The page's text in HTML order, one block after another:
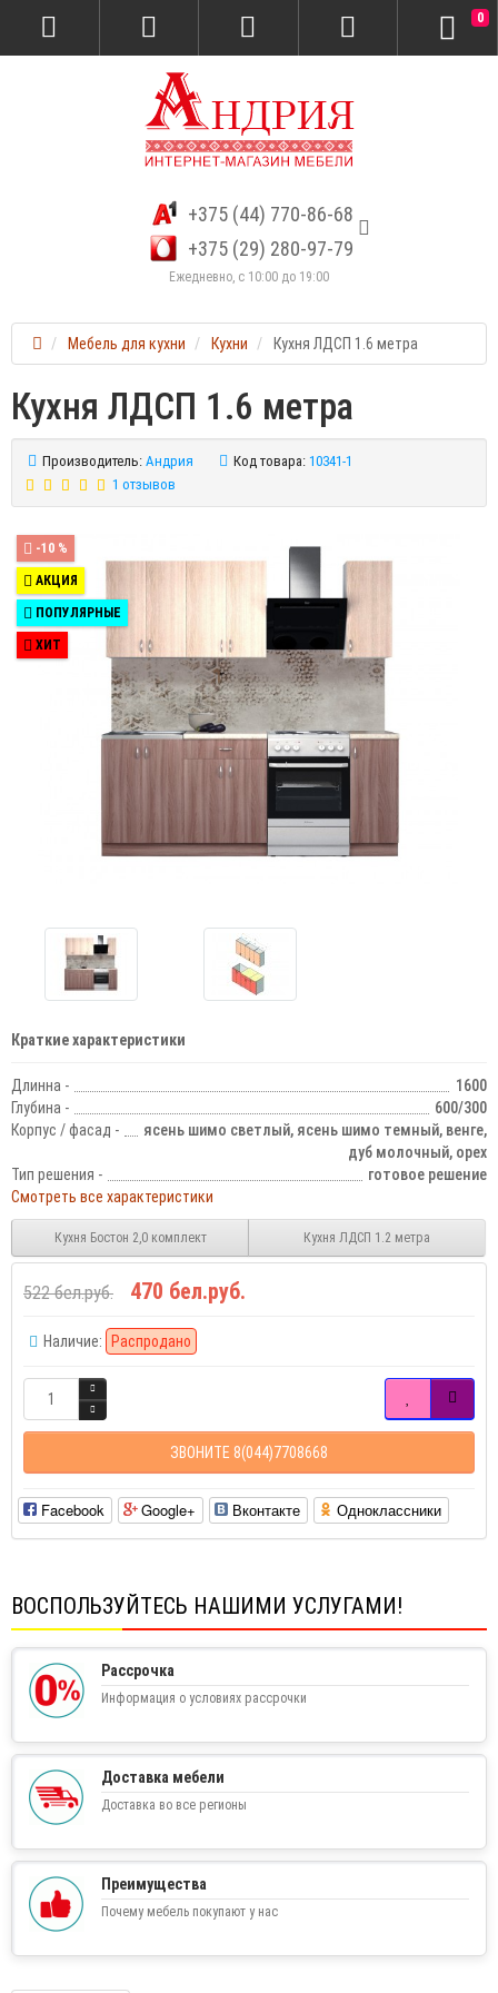
+375 (44) 770-86-68
+375 (29) 280-97-79
Ежедневно, с 10:00 до 19:00
0
Мебель для кухни Кухни Кухня ЛДСП 1.6 метра
Кухня ЛДСП 1.6 метра
Производитель: Андрия Код товара: 10341-1
1 отзывов
-10 %
АКЦИЯ
ПОПУЛЯРНЫЕ
ХИТ
Краткие характеристики
Длинна -
1600
Глубина -
600/300
Корпус / фасад -
ясень шимо светлый, ясень шимо темный, венге,
дуб молочный, орех
Тип решения -
готовое решение
Смотреть все характеристики
Кухня Бостон 2,0 комплект Кухня ЛДСП 1.2 метра
522 бел.руб. 470 бел.руб.
Наличие: Распродано
ЗВОНИТЕ 8(044)7708668
Facebook Google+ Вконтакте Одноклассники
ВОСПОЛЬЗУЙТЕСЬ НАШИМИ УСЛУГАМИ!
Рассрочка
Информация о условиях рассрочки
Доставка мебели
Доставка во все регионы
Преимущества
Почему мебель покупают у нас